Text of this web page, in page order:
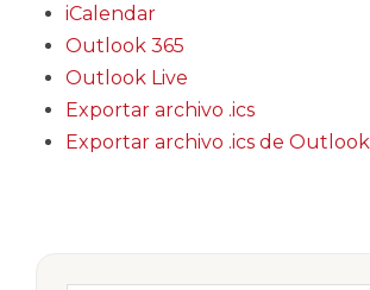
iCalendar
Outlook 365
Outlook Live
Exportar archivo .ics
Exportar archivo .ics de Outlook